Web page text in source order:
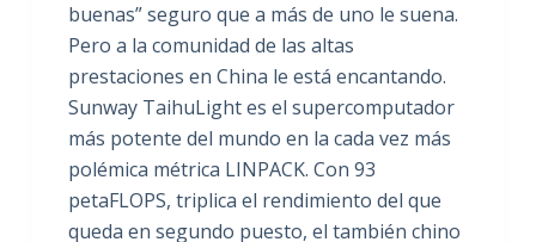
buenas” seguro que a más de uno le suena.
Pero a la comunidad de las altas
prestaciones en China le está encantando.
Sunway TaihuLight es el supercomputador
más potente del mundo en la cada vez más
polémica métrica LINPACK. Con 93
petaFLOPS, triplica el rendimiento del que
queda en segundo puesto, el también chino